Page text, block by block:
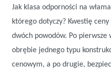
Jak klasa odporności na
którego dotyczy? Kwestię
dwóch powodów. Po
obrębie jednego typu
cenowym, a po drugie,